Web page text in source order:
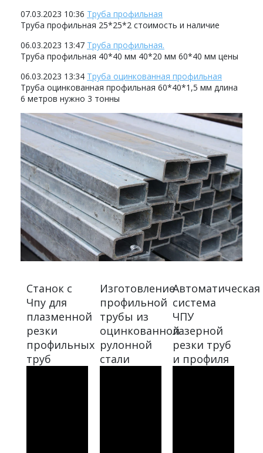
07.03.2023 10:36 Труба профильная
Труба профильная 25*25*2 стоимость и наличие
06.03.2023 13:47 Труба профильная.
Труба профильная 40*40 мм 40*20 мм 60*40 мм цены
06.03.2023 13:34 Труба оцинкованная профильная
Труба оцинкованная профильная 60*40*1,5 мм длина
6 метров нужно 3 тонны
Станок с
Чпу для
плазменной
резки
профильных
труб
Изготовление
профильной
трубы из
оцинкованной
рулонной
стали
Автоматическая
система
ЧПУ
лазерной
резки труб
и профиля